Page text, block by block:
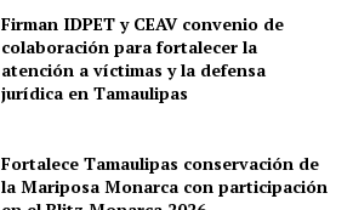
Firman IDPET y CEAV convenio de
colaboración para fortalecer la
atención a víctimas y la defensa
jurídica en Tamaulipas
Fortalece Tamaulipas conservación de
la Mariposa Monarca con participación